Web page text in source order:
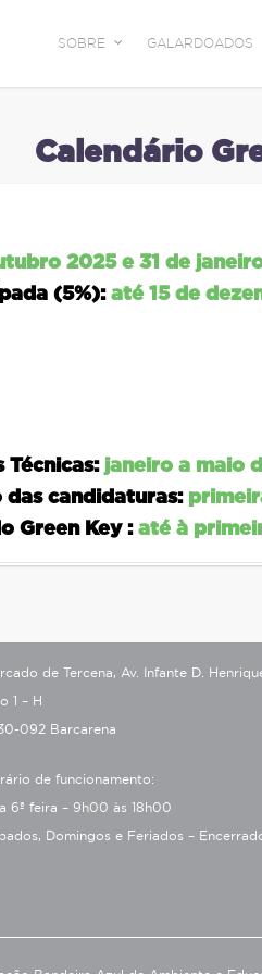
SOBRE GALARDOADOS
Calendário
2025 e 31 de
(5%):até 15 de
Técnicas:janeiro a maio
das candidaturas:
Green Key :até à
de Tercena, Av. Infante D.
1 – H
092 Barcarena
de funcionamento:
a 6ª feira – 9h00 às 18h00
Domingos e Feriados –